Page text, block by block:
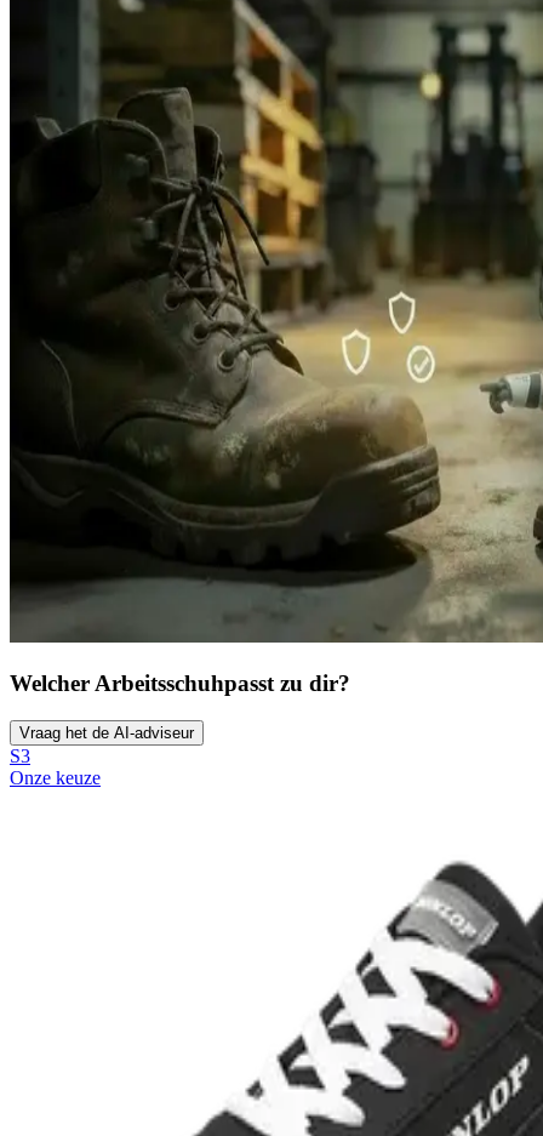
Welcher Arbeitsschuhpasst zu dir?
Vraag het de AI-adviseur
S3
Onze keuze